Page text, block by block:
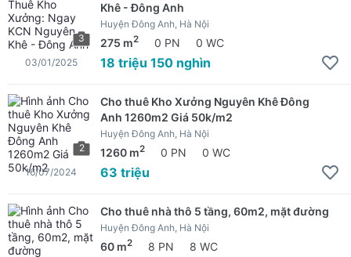
3
Khê - Đông Anh
Huyện Đông Anh, Hà Nội
275 m2 0 PN 0 WC
18 triệu 150 nghìn
03/01/2025
2
Cho thuê Kho Xưởng Nguyên Khê Đông
Anh 1260m2 Giá 50k/m2
Huyện Đông Anh, Hà Nội
1260 m2 0 PN 0 WC
63 triệu
16/07/2024
Cho thuê nhà thô 5 tầng, 60m2, mặt đường
Huyện Đông Anh, Hà Nội
60 m2 8 PN 8 WC